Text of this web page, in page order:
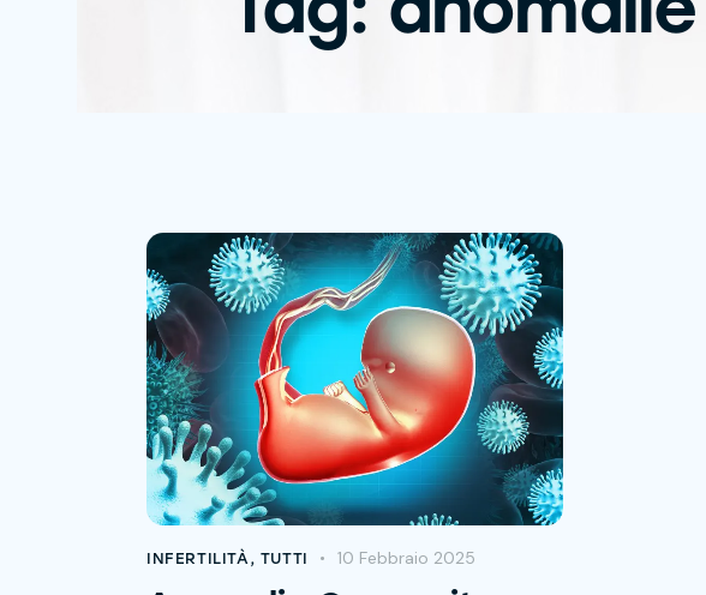
INFERTILITÀ , TUTTI 10 Febbraio 2025